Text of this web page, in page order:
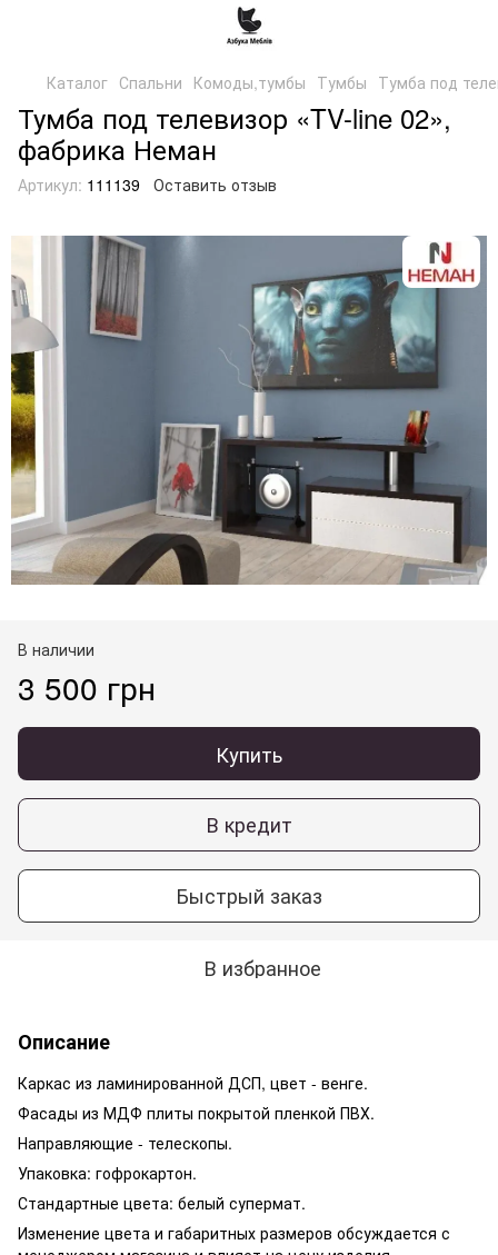
Каталог Спальни Комоды,тумбы Тумбы Тумба под
Тумба под телевизор «TV-line 02»,
фабрика Неман
Артикул: 111139 Оставить отзыв
В наличии
3 500 грн
Купить
В кредит
Быстрый заказ
В избранное
Описание
Каркас из ламинированной ДСП, цвет - венге.
Фасады из МДФ плиты покрытой пленкой ПВХ.
Направляющие - телескопы.
Упаковка: гофрокартон.
Стандартные цвета: белый супермат.
Изменение цвета и габаритных размеров обсуждается с